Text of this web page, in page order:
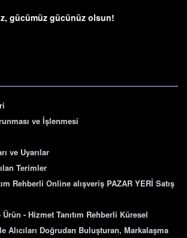
gücümüz gücünüz olsun!
ve İşlenmesi
ve Uyarılar
Terimler
Rehberli Online alışveriş PAZAR YERİ Satış
- Hizmet Tanıtım Rehberli Küresel
Alıcıları Doğrudan Buluşturan, Markalaşma